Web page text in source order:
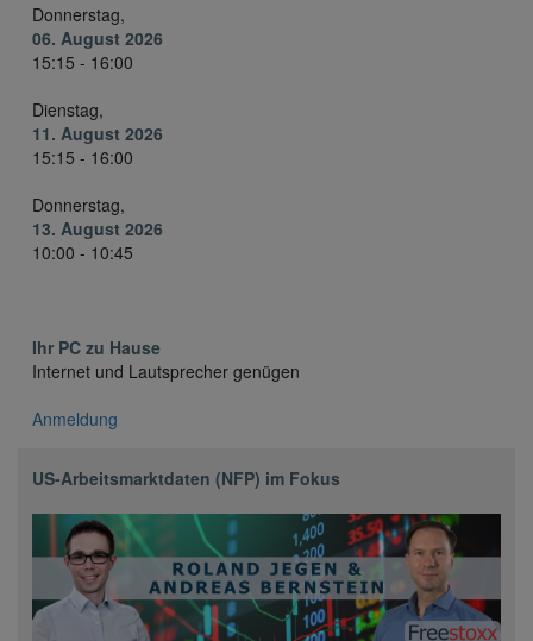
Donnerstag,
06. August 2026
15:15 - 16:00
Dienstag,
11. August 2026
15:15 - 16:00
Donnerstag,
13. August 2026
10:00 - 10:45
Ihr PC zu Hause
Internet und Lautsprecher genügen
Anmeldung
US-Arbeitsmarktdaten (NFP) im Fokus